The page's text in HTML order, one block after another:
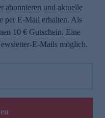
abonnieren und aktuelle
per E-Mail erhalten. Als
10 € Gutschein. Eine
E-Mails möglich.